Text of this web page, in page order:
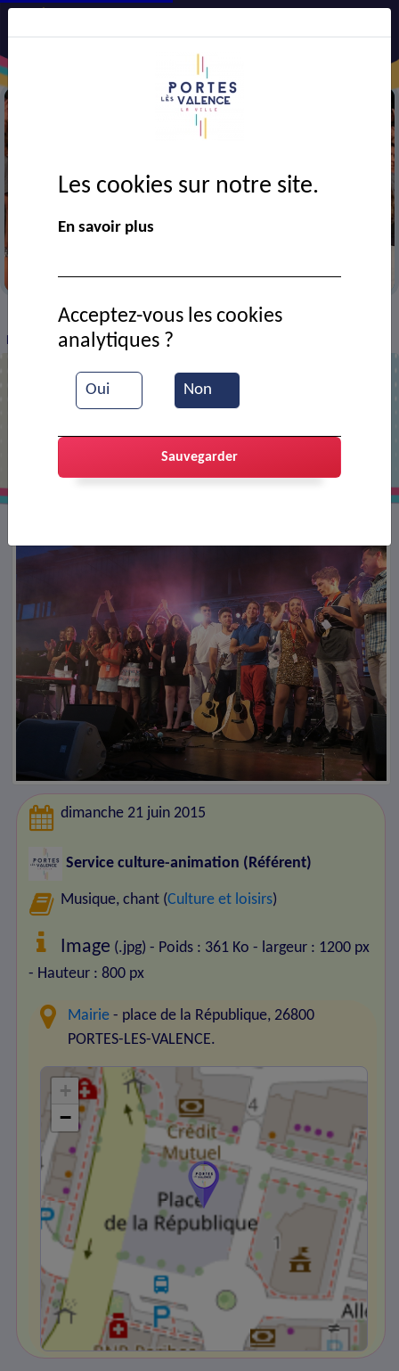
> VIE MUNICIPALE > Ressources documentaires
Fête de la musique
dimanche 21 juin 2015
Service culture-animation (Référent)
Musique, chant (Culture et loisirs)
Image (.jpg) - Poids : 361 Ko - largeur : 1200 px
- Hauteur : 800 px
Mairie - place de la République, 26800
PORTES-LES-VALENCE.
+
−
Les cookies sur notre site.
En savoir plus
Oui Non
Acceptez-vous les cookies
analytiques ?
Sauvegarder